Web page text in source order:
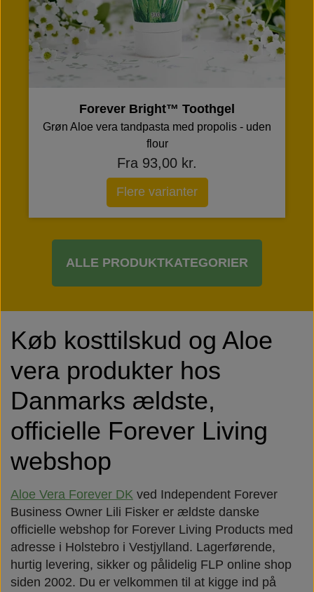
Forever Bright™ Toothgel
Grøn Aloe vera tandpasta med propolis - uden
flour
Fra 93,00 kr.
Flere varianter
ALLE PRODUKTKATEGORIER
Køb kosttilskud og Aloe
vera produkter hos
Danmarks ældste,
officielle Forever Living
webshop
Aloe Vera Forever DK ved Independent Forever
Business Owner Lili Fisker er ældste danske
officielle webshop for Forever Living Products med
adresse i Holstebro i Vestjylland. Lagerførende,
hurtig levering, sikker og pålidelig FLP online shop
siden 2002. Du er velkommen til at kigge ind på